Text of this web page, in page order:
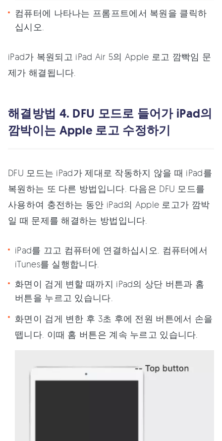
컴퓨터에 나타나는 프롬프트에서 복원을 클릭하
십시오.
iPad가 복원되고 iPad Air 5의 Apple 로고 깜빡임 문
제가 해결됩니다.
해결방법 4. DFU 모드로 들어가 iPad의
깜박이는 Apple 로고 수정하기
DFU 모드는 iPad가 제대로 작동하지 않을 때 iPad를
복원하는 또 다른 방법입니다. 다음은 DFU 모드를
사용하여 충전하는 동안 iPad의 Apple 로고가 깜박
일 때 문제를 해결하는 방법입니다.
iPad를 끄고 컴퓨터에 연결하십시오. 컴퓨터에서
iTunes를 실행합니다.
화면이 검게 변할 때까지 iPad의 상단 버튼과 홈
버튼을 누르고 있습니다.
화면이 검게 변한 후 3초 후에 전원 버튼에서 손을
뗍니다. 이때 홈 버튼은 계속 누르고 있습니다.